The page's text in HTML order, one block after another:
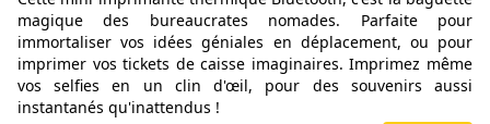
magique des bureaucrates nomades. Parfaite pour
immortaliser vos idées géniales en déplacement, ou pour
imprimer vos tickets de caisse imaginaires. Imprimez même
vos selfies en un clin d'œil, pour des souvenirs aussi
instantanés qu'inattendus !